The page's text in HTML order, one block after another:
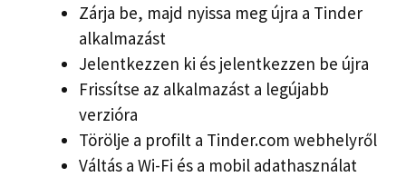
Zárja be, majd nyissa meg újra a Tinder
alkalmazást
Jelentkezzen ki és jelentkezzen be újra
Frissítse az alkalmazást a legújabb
verzióra
Törölje a profilt a Tinder.com webhelyről
Váltás a Wi-Fi és a mobil adathasználat